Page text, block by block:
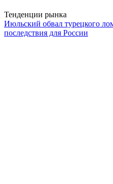
Тенденции рынка
Июльский обвал турецкого
последствия для России